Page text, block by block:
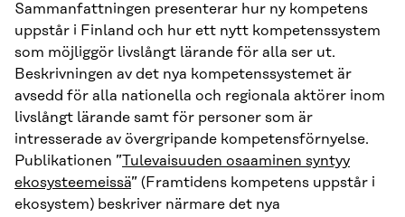
Sammanfattningen presenterar hur ny kompetens
uppstår i Finland och hur ett nytt kompetenssystem
som möjliggör livslångt lärande för alla ser ut.
Beskrivningen av det nya kompetenssystemet är
avsedd för alla nationella och regionala aktörer inom
livslångt lärande samt för personer som är
intresserade av övergripande kompetensförnyelse.
Publikationen ”Tulevaisuuden osaaminen syntyy
ekosysteemeissä” (Framtidens kompetens uppstår i
ekosystem) beskriver närmare det nya